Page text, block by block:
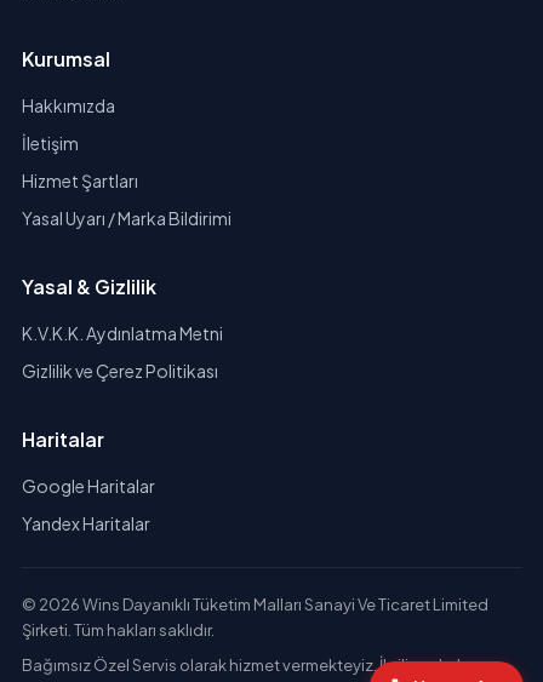
Kurumsal
Hakkımızda
İletişim
Hizmet Şartları
Yasal Uyarı / Marka Bildirimi
Yasal & Gizlilik
K.V.K.K. Aydınlatma Metni
Gizlilik ve Çerez Politikası
Haritalar
Google Haritalar
Yandex Haritalar
© 2026 Wins Dayanıklı Tüketim Malları Sanayi Ve Ticaret Limited
Şirketi. Tüm hakları saklıdır.
Bağımsız Özel Servis olarak hizmet vermekteyiz. İlgili markaların